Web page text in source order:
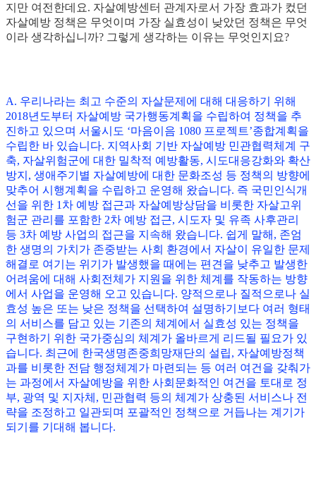
지만 여전한데요. 자살예방센터 관계자로서 가장 효과가 컸던
자살예방 정책은 무엇이며 가장 실효성이 낮았던 정책은 무엇
이라 생각하십니까? 그렇게 생각하는 이유는 무엇인지요?
A. 우리나라는 최고 수준의 자살문제에 대해 대응하기 위해
2018년도부터 자살예방 국가행동계획을 수립하여 정책을 추
진하고 있으며 서울시도 ‘마음이음 1080 프로젝트’종합계획을
수립한 바 있습니다. 지역사회 기반 자살예방 민관협력체계 구
축, 자살위험군에 대한 밀착적 예방활동, 시도대응강화와 확산
방지, 생애주기별 자살예방에 대한 문화조성 등 정책의 방향에
맞추어 시행계획을 수립하고 운영해 왔습니다. 즉 국민인식개
선을 위한 1차 예방 접근과 자살예방상담을 비롯한 자살고위
험군 관리를 포함한 2차 예방 접근, 시도자 및 유족 사후관리
등 3차 예방 사업의 접근을 지속해 왔습니다. 쉽게 말해, 존엄
한 생명의 가치가 존중받는 사회 환경에서 자살이 유일한 문제
해결로 여기는 위기가 발생했을 때에는 편견을 낮추고 발생한
어려움에 대해 사회전체가 지원을 위한 체계를 작동하는 방향
에서 사업을 운영해 오고 있습니다. 양적으로나 질적으로나 실
효성 높은 또는 낮은 정책을 선택하여 설명하기보다 여러 형태
의 서비스를 담고 있는 기존의 체계에서 실효성 있는 정책을
구현하기 위한 국가중심의 체계가 올바르게 리드될 필요가 있
습니다. 최근에 한국생명존중희망재단의 설립, 자살예방정책
과를 비롯한 전담 행정체계가 마련되는 등 여러 여건을 갖춰가
는 과정에서 자살예방을 위한 사회문화적인 여건을 토대로 정
부, 광역 및 지자체, 민관협력 등의 체계가 상충된 서비스나 전
략을 조정하고 일관되며 포괄적인 정책으로 거듭나는 계기가
되기를 기대해 봅니다.